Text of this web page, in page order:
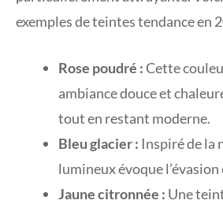
exemples de teintes tendance en
Rose poudré :Cette
ambiance douce et
tout en restant moderne.
Bleu glacier : Inspiré de la
lumineux évoque
Jaune citronnée : Une